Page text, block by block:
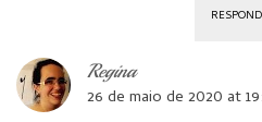
Regina
26 de maio de 2020 at